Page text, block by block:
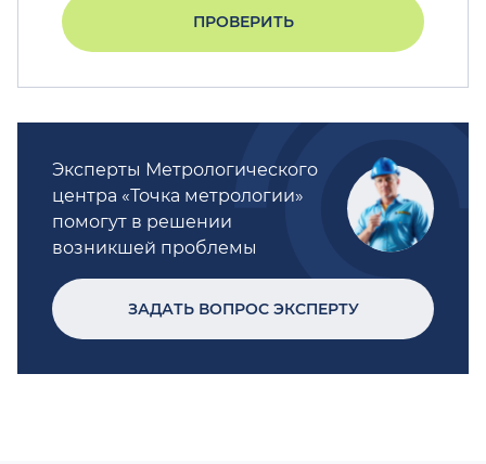
ПРОВЕРИТЬ
Эксперты Метрологического
центра «Точка метрологии»
помогут в решении
возникшей проблемы
ЗАДАТЬ ВОПРОС ЭКСПЕРТУ